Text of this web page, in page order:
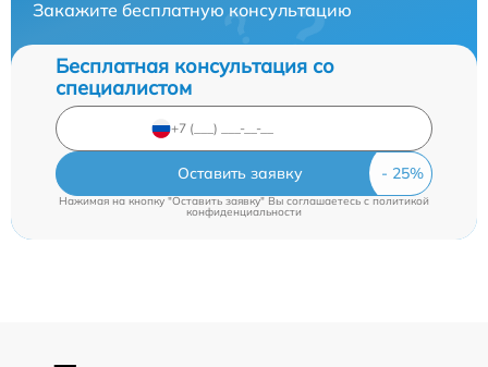
Закажите бесплатную консультацию
Бесплатная консультация со
специалистом
Оставить заявку
Нажимая на кнопку "Оставить заявку" Вы соглашаетесь cполитикой
конфиденциальности